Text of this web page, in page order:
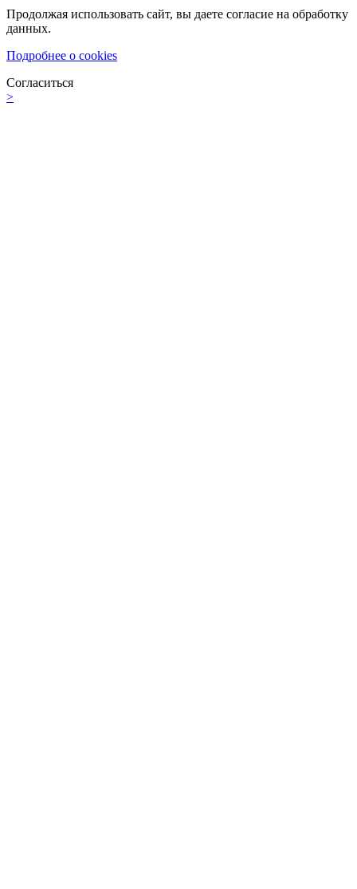
Продолжая использовать сайт, вы даете согласие на обработку
данных.
Подробнее о cookies
Согласиться
>